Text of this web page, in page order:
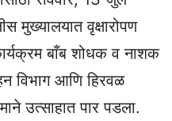
मुख्यालयात वृक्षारोपण
बाँब शोधक व नाशक
विभाग आणि हिरवळ
उत्साहात पार पडला.